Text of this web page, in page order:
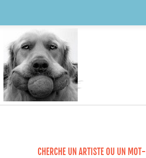
CHERCHE UN ARTISTE OU UN MOT-